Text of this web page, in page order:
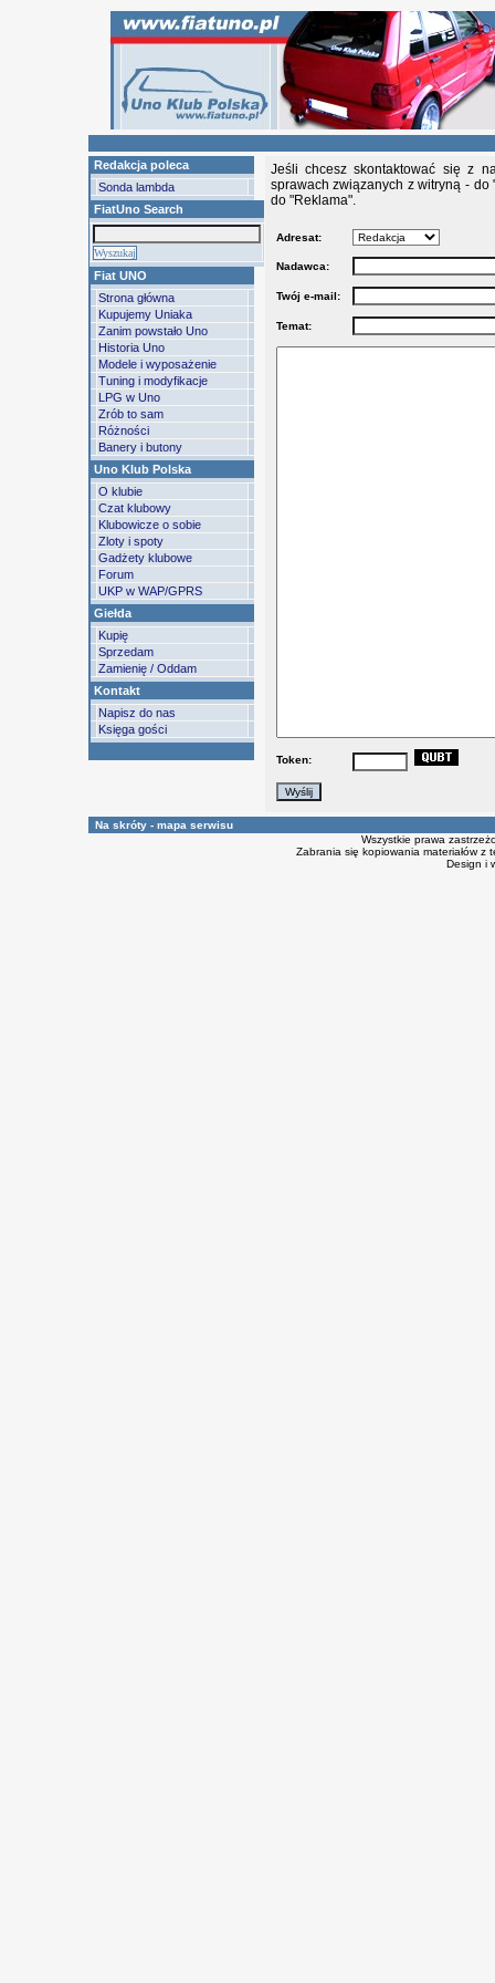
Redakcja poleca
Sonda lambda
FiatUno Search
Fiat UNO
Strona główna
Kupujemy Uniaka
Zanim powstało Uno
Historia Uno
Modele i wyposażenie
Tuning i modyfikacje
LPG w Uno
Zrób to sam
Różności
Banery i butony
Uno Klub Polska
O klubie
Czat klubowy
Klubowicze o sobie
Zloty i spoty
Gadżety klubowe
Forum
UKP w WAP/GPRS
Giełda
Kupię
Sprzedam
Zamienię / Oddam
Kontakt
Napisz do nas
Księga gości
Jeśli chcesz skontaktować się z
sprawach związanych z witryną - do
do "Reklama".
Adresat:
Nadawca:
Twój e-mail:
Temat:
Token:
Na skróty - mapa serwisu
Wszystkie prawa
Zabrania się kopiowania materiałów
Design i